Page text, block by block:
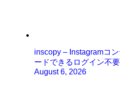
inscopy – Instagramコ
ードできるログイン不
August 6, 2026